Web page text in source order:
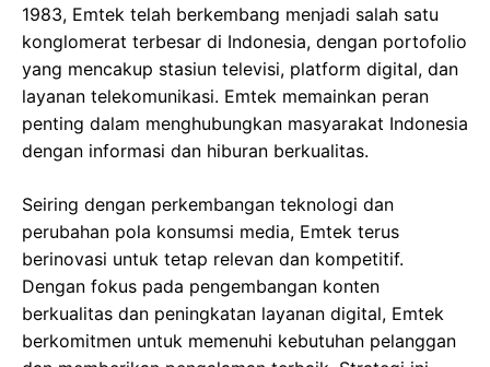
1983, Emtek telah berkembang menjadi salah satu
konglomerat terbesar di Indonesia, dengan portofolio
yang mencakup stasiun televisi, platform digital, dan
layanan telekomunikasi. Emtek memainkan peran
penting dalam menghubungkan masyarakat Indonesia
dengan informasi dan hiburan berkualitas.
Seiring dengan perkembangan teknologi dan
perubahan pola konsumsi media, Emtek terus
berinovasi untuk tetap relevan dan kompetitif.
Dengan fokus pada pengembangan konten
berkualitas dan peningkatan layanan digital, Emtek
berkomitmen untuk memenuhi kebutuhan pelanggan